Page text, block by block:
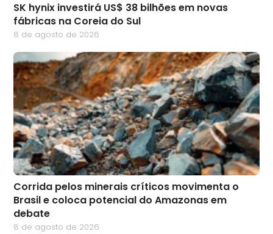
SK hynix investirá US$ 38 bilhões em novas
fábricas na Coreia do Sul
8 de agosto de 2026
Corrida pelos minerais críticos movimenta o
Brasil e coloca potencial do Amazonas em
debate
8 de agosto de 2026